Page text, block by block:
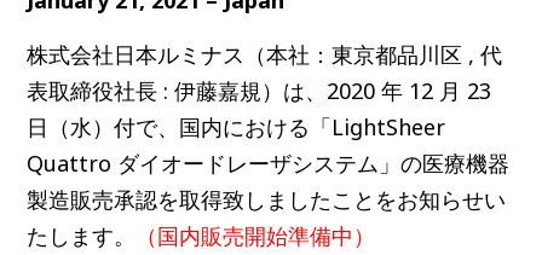
株式会社日本ルミナス（本社：東京都品川区 , 代
表取締役社長 : 伊藤嘉規）は、2020 年 12 月 23
日（水）付で、国内における「LightSheer
Quattro ダイオードレーザシステム」の医療機器
製造販売承認を取得致しましたことをお知らせい
たします。
（国内販売開始準備中）